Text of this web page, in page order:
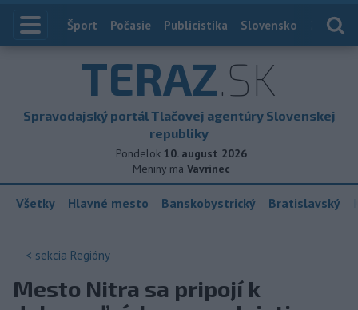
Index
Šport Počasie Publicistika Slovensko
TERAZ.SK
Spravodajský portál Tlačovej agentúry Slovenskej
republiky
Pondelok 10. august 2026
Meniny má Vavrinec
Všetky Hlavné mesto Banskobystrický Bratislavský
< sekcia Regióny
Mesto Nitra sa pripojí k